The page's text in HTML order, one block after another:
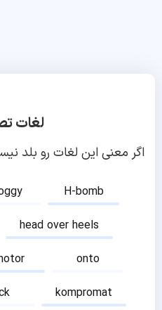
لغات
اگر معنی این لغات رو بلد
H-bomb
head over heels
onto
kompromat